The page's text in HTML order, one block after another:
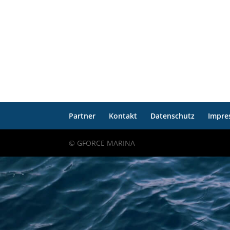
Partner Kontakt Datenschutz
© GFORCE MARINA